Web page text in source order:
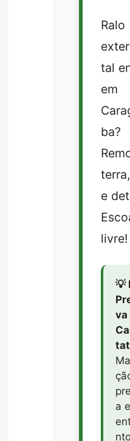
Ralo
tal
em
ba?
e
livre!
💡
va
a